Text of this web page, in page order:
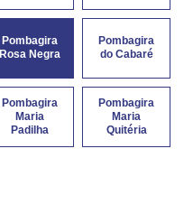
Pombagira
Rosa Negra
Pombagira
do Cabaré
Pombagira
Maria
Padilha
Pombagira
Maria
Quitéria